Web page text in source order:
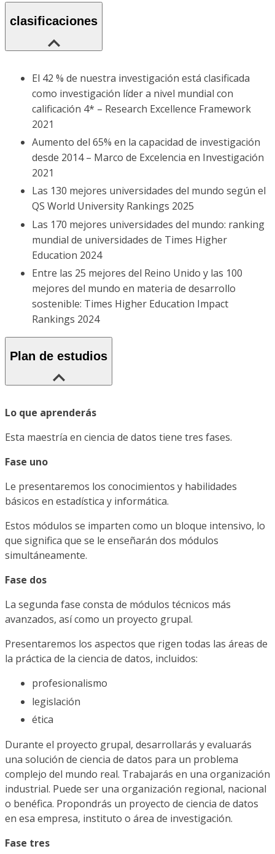
clasificaciones
El 42 % de nuestra investigación está clasificada
como investigación líder a nivel mundial con
calificación 4* – Research Excellence Framework
2021
Aumento del 65% en la capacidad de investigación
desde 2014 – Marco de Excelencia en Investigación
2021
Las 130 mejores universidades del mundo según el
QS World University Rankings 2025
Las 170 mejores universidades del mundo: ranking
mundial de universidades de Times Higher
Education 2024
Entre las 25 mejores del Reino Unido y las 100
mejores del mundo en materia de desarrollo
sostenible: Times Higher Education Impact
Rankings 2024
Plan de estudios
Lo que aprenderás
Esta maestría en ciencia de datos tiene tres fases.
Fase uno
Le presentaremos los conocimientos y habilidades
básicos en estadística y informática.
Estos módulos se imparten como un bloque intensivo, lo
que significa que se le enseñarán dos módulos
simultáneamente.
Fase dos
La segunda fase consta de módulos técnicos más
avanzados, así como un proyecto grupal.
Presentaremos los aspectos que rigen todas las áreas de
la práctica de la ciencia de datos, incluidos:
profesionalismo
legislación
ética
Durante el proyecto grupal, desarrollarás y evaluarás
una solución de ciencia de datos para un problema
complejo del mundo real. Trabajarás en una organización
industrial. Puede ser una organización regional, nacional
o benéfica. Propondrás un proyecto de ciencia de datos
en esa empresa, instituto o área de investigación.
Fase tres